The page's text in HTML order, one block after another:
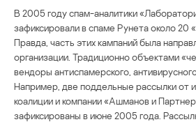
В 2005 году спам-аналитики
зафиксировали в спаме Рунета около 20
Правда, часть этих кампаний была
организации. Традиционно объектами
вендоры антиспамерского,
Например, две поддельные рассылки от
коалиции и компании «Ашманов и
зафиксированы в июне 2005 года.